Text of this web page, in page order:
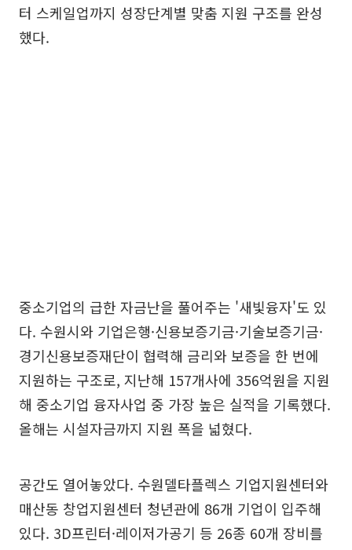
터 스케일업까지 성장단계별 맞춤 지원 구조를 완성
했다.
중소기업의 급한 자금난을 풀어주는 '새빛융자'도 있
다. 수원시와 기업은행·신용보증기금·기술보증기금·
경기신용보증재단이 협력해 금리와 보증을 한 번에
지원하는 구조로, 지난해 157개사에 356억원을 지원
해 중소기업 융자사업 중 가장 높은 실적을 기록했다.
올해는 시설자금까지 지원 폭을 넓혔다.
공간도 열어놓았다. 수원델타플렉스 기업지원센터와
매산동 창업지원센터 청년관에 86개 기업이 입주해
있다. 3D프린터·레이저가공기 등 26종 60개 장비를